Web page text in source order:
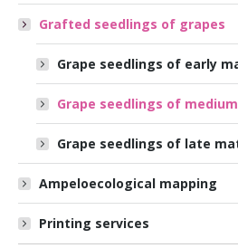
Grafted seedlings of grapes
Grape seedlings of early
Grape seedlings of
Grape seedlings of late
Ampeloecological mapping
Printing services